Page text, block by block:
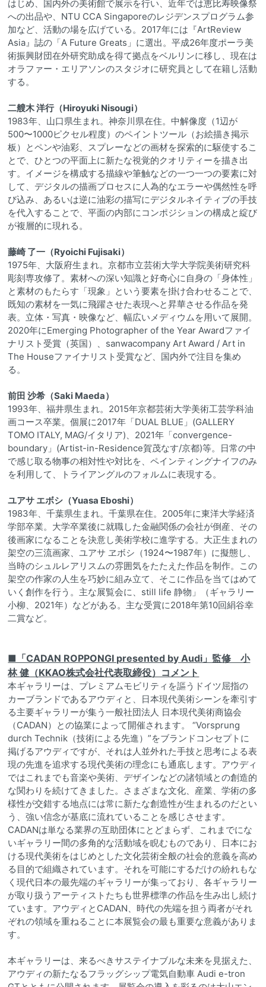
はじめ、国内外の美術館で展示を行い、近年では恵比寿映像祭
への出品や、NTU CCA Singaporeのレジデンスプログラム参
加など、活動の場を広げている。2017年には『ArtReview
Asia』誌の「A Future Greats」に選出。平成26年度ポーラ美
術振興財団在外研究助成を得て拠点をベルリンに移し、現在は
オラファー・エリアソンのスタジオに研究員として在籍し活動
する。
二艘木 洋行（Hiroyuki Nisougi）
1983年、山口県生まれ。神奈川県在住。中解像度（1辺が
500〜1000ピクセル程度）のペイントツール（お絵描き掲示
板）とペンや油彩、スプレーなどの画材を探索的に駆使するこ
とで、ひとつの平面上に新たな視覚的クオリティーを描き出
す。イメージを構成する描線や筆触などの一つ一つの要素に対
して、デジタルの描画プロセスに人為的なエラーや偶然性を呼
び込み、あるいは逆に油彩の描写にデジタルネイティブの手技
を代入することで、平面の内部にコンポジションの構成と綻び
が複層的に現れる。
藤崎 了一（Ryoichi Fujisaki）
1975年、大阪府生まれ。京都市立芸術大学大学院美術研究科
彫刻専攻修了。素材への深い知識と好奇心に自身の「身体性」
と素材のもたらす「現象」という要素を掛け合わせることで、
既知の素材を一気に飛躍させた表現へと昇華させる作品を発
表。立体・写真・映像など、幅広いメディウムを用いて展開。
2020年にEmerging Photographer of the Year Awardファイ
ナリスト受賞（英国）、sanwacompany Art Award / Art in
The Houseファイナリスト受賞など、国内外で注目を集め
る。
前田 沙希（Saki Maeda）
1993年、福井県生まれ。2015年京都芸術大学美術工芸学科油
画コース卒業。個展に2017年「DUAL BLUE」(GALLERY
TOMO ITALY, MAG/イタリア)、2021年「convergence-
boundary」(Artist-in-Residence賀茂なす/京都)等。日常の中
で感じ取る物事の相対性や対比を、ペインティングナイフのみ
を利用して、トライアングルのフォルムに表現する。
ユアサ エボシ（Yuasa Eboshi）
1983年、千葉県生まれ。千葉県在住。2005年に東洋大学経済
学部卒業。大学卒業後に就職した金融関係の会社が倒産、その
後画家になることを決意し美術学校に進学する。大正生まれの
架空の三流画家、ユアサ ヱボシ（1924〜1987年）に擬態し、
当時のシュルレアリスムの雰囲気をたたえた作品を制作。この
架空の作家の人生を巧妙に組み立て、そこに作品を当てはめて
いく創作を行う。主な展覧会に、still life 静物」（ギャラリー
小柳、2021年）などがある。主な受賞に2018年第10回絹谷幸
二賞など。
■「CADAN ROPPONGI presented by Audi」監修 小
林 健（KKAO株式会社代表取締役）コメント
本ギャラリーは、プレミアムモビリティを謳うドイツ屈指の
カーブランドであるアウディと、日本現代美術シーンを牽引す
る主要ギャラリーが集う一般社団法人 日本現代美術商協会
（CADAN）との協業によって開催されます。 “Vorsprung
durch Technik（技術による先進）”をブランドコンセプトに
掲げるアウディですが、それは人並外れた手技と思考による表
現の先進を追求する現代美術の理念にも通底します。アウディ
ではこれまでも音楽や美術、デザインなどの諸領域との創造的
な関わりを続けてきました。さまざまな文化、産業、学術の多
様性が交錯する地点には常に新たな創造性が生まれるのだとい
う、強い信念が基底に流れていることを感じさせます。
CADANは単なる業界の互助団体にとどまらず、これまでにな
いギャラリー間の多角的な活動域を睨むものであり、日本にお
ける現代美術をはじめとした文化芸術全般の社会的意義を高め
る目的で組織されています。それを可能にするだけの紛れもな
く現代日本の最先端のギャラリーが集っており、各ギャラリー
が取り扱うアーティストたちも世界標準の作品を生み出し続け
ています。アウディとCADAN、時代の先端を担う両者がそれ
ぞれの領域を重ねることに本展覧会の最も重要な意義がありま
す。
本ギャラリーは、来るべきサステイナブルな未来を見据えた、
アウディの新たなるフラッグシップ電気自動車 Audi e-tron